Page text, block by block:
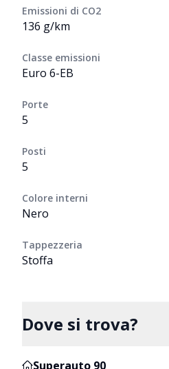
Emissioni di CO2
136 g/km
Classe emissioni
Euro 6-EB
Porte
5
Posti
5
Colore interni
Nero
Tappezzeria
Stoffa
Dove si trova?
Superauto 90